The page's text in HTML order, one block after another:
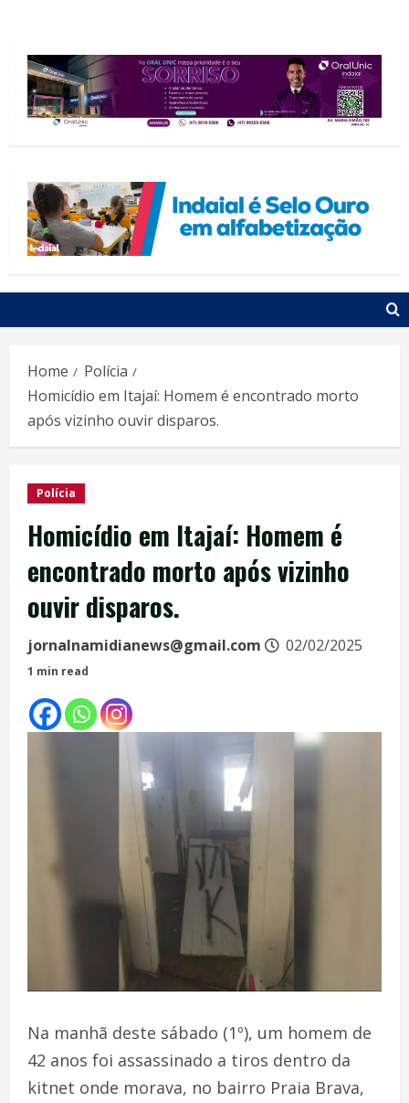
Home
Polícia
Homicídio em Itajaí: Homem é encontrado morto
após vizinho ouvir disparos.
Polícia
Homicídio em Itajaí: Homem é
encontrado morto após vizinho
ouvir disparos.
jornalnamidianews@gmail.com 02/02/2025
1 min read
Na manhã deste sábado (1º), um homem de
42 anos foi assassinado a tiros dentro da
kitnet onde morava, no bairro Praia Brava,